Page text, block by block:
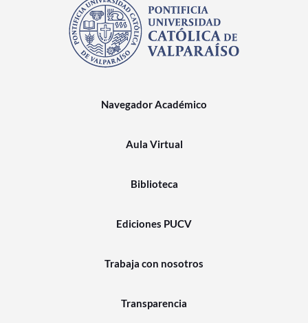
Navegador Académico
Aula Virtual
Biblioteca
Ediciones PUCV
Trabaja con nosotros
Transparencia